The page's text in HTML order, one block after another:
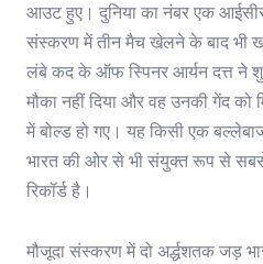
आउट हुए। दुनिया का नंबर एक
संस्करण में तीन मैच खेलने के बाद भी
लंबे कद के ऑफ स्पिनर आर्यन दत्त ने
मौका नहीं दिया और वह उनकी गेंद
में बोल्ड हो गए। यह किसी एक
भारत की ओर से भी संयुक्त रूप से
रिकॉर्ड है।
मौजूदा संस्करण में दो अर्द्धशतक जड़